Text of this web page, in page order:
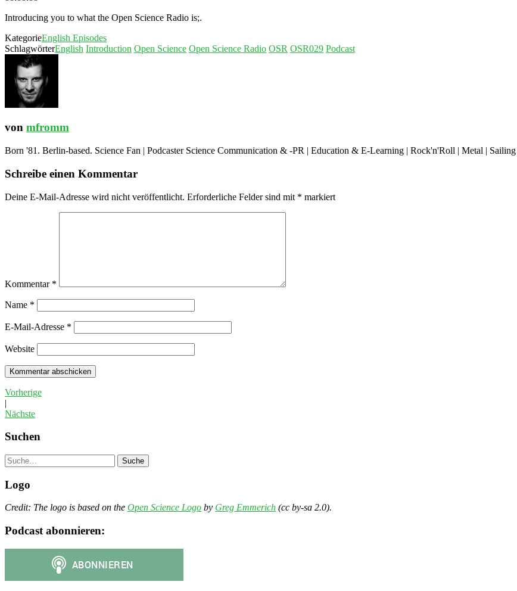
Introducing you to what the Open Science Radio is;.
KategorieEnglish Episodes
SchlagwörterEnglish Introduction Open Science Open Science Radio OSR OSR029 Podcast
von mfromm
Born '81. Berlin-based. Science Fan | Podcaster Science Communication & -PR | Education & E-Learning | Rock'n'Roll | Metal |
Schreibe einen Kommentar
Deine E-Mail-Adresse wird nicht veröffentlicht. Erforderliche Felder sind mit * markiert
Kommentar *
Name *
E-Mail-Adresse *
Website
Vorherige
|
Nächste
Suchen
Suche
Logo
Credit: The logo is based on the Open Science Logo by Greg Emmerich (cc by-sa 2.0).
Podcast abonnieren: